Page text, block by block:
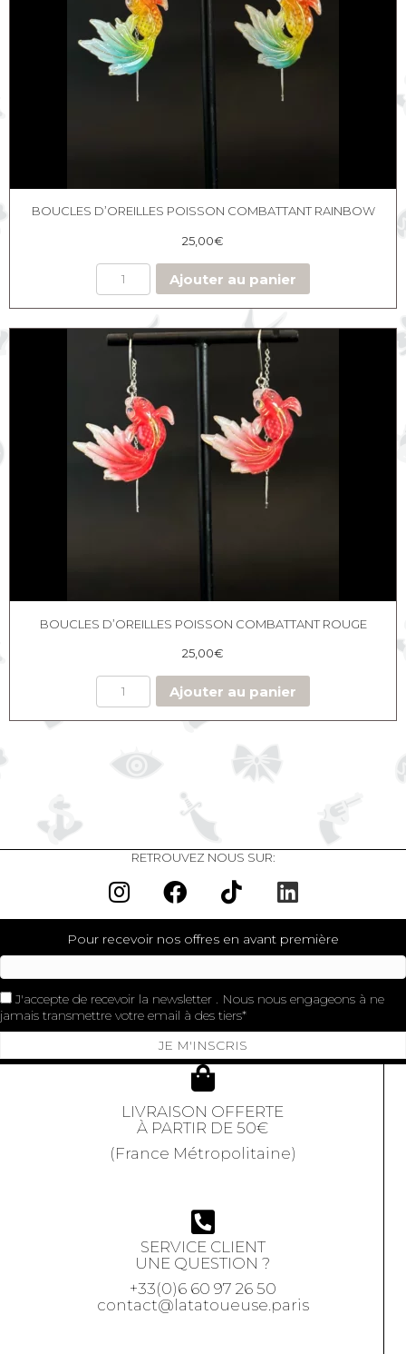
BOUCLES D’OREILLES POISSON COMBATTANT RAINBOW
25,00€
Ajouter au panier
BOUCLES D’OREILLES POISSON COMBATTANT ROUGE
25,00€
Ajouter au panier
RETROUVEZ NOUS SUR:
Pour recevoir nos offres en avant première
J'accepte de recevoir la newsletter . Nous nous engageons à ne
jamais transmettre votre email à des tiers
JE M'INSCRIS
LIVRAISON OFFERTE
À PARTIR DE 50€
(France Métropolitaine)
SERVICE CLIENT
UNE QUESTION ?
+33(0)6 60 97 26 50
contact@latatoueuse.paris